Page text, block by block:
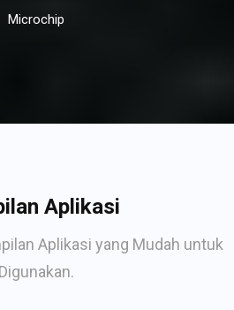
Microchip
Aplikasi
Aplikasi yang Mudah untuk
Digunakan.